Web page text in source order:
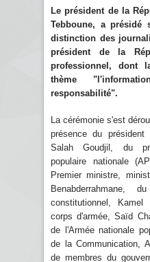
Le président de la
Tebboune, a présidé
distinction des
président de la
professionnel, dont
thème
responsabilité".
La cérémonie s'est
présence du
Salah Goudjil, du
populaire nationale
Premier ministre,
Benabderrahmane,
constitutionnel,
corps d'armée, Saïd
de l'Armée nationale
de la Communication,
de membres du